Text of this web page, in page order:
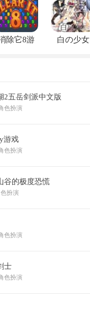
除它8游
白の少女
2五岳剑派中文版
色扮演
游戏
色扮演
谷的极度恐慌
扮演
色扮演
士
色扮演